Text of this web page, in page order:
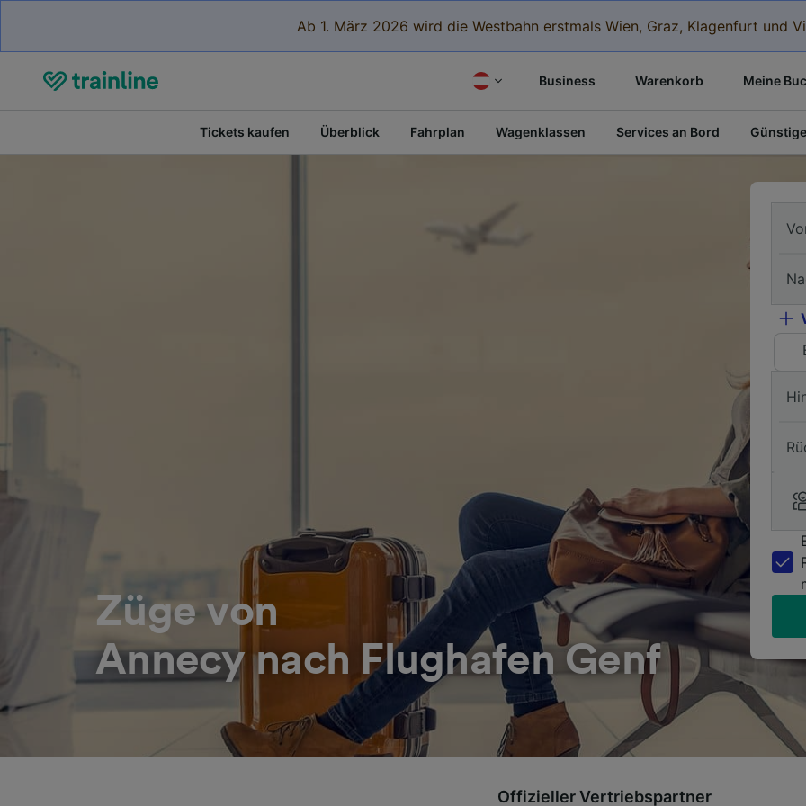
Ab 1. März 2026 wird die Westbahn erstmals Wien, Graz, Klagenfurt und
Business Warenkorb Meine
Tickets kaufen Überblick Fahrplan Wagenklassen Services an Bord
Züge von
Annecy nach Flughafen Genf
Offizieller Vertriebspartner